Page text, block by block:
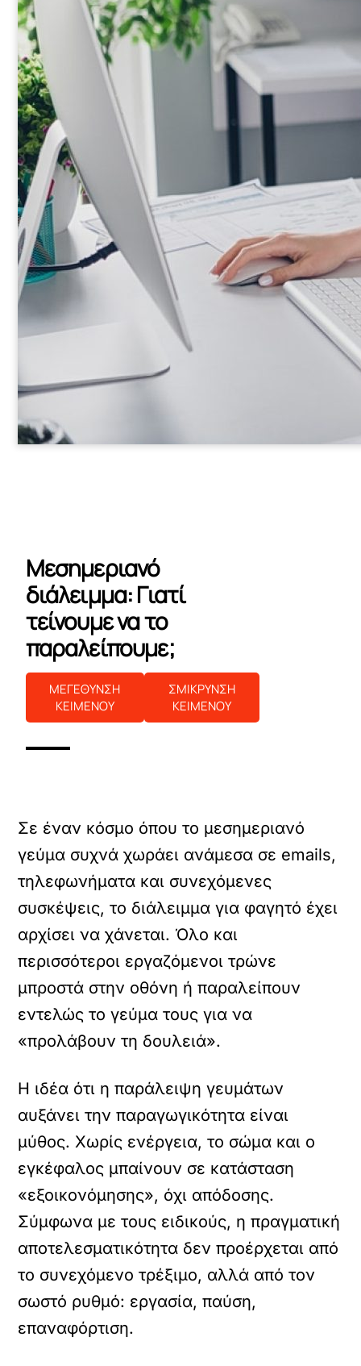
Μεσημεριανό
διάλειμμα: Γιατί
τείνουμε να το
παραλείπουμε;
ΜΕΓΕΘΥΝΣΗ
ΚΕΙΜΕΝΟΥ
ΣΜΙΚΡΥΝΣΗ
ΚΕΙΜΕΝΟΥ
Σε έναν κόσμο όπου το μεσημεριανό
γεύμα συχνά χωράει ανάμεσα σε emails,
τηλεφωνήματα και συνεχόμενες
συσκέψεις, το διάλειμμα για φαγητό έχει
αρχίσει να χάνεται. Όλο και
περισσότεροι εργαζόμενοι τρώνε
μπροστά στην οθόνη ή παραλείπουν
εντελώς το γεύμα τους για να
«προλάβουν τη δουλειά».
Η ιδέα ότι η παράλειψη γευμάτων
αυξάνει την παραγωγικότητα είναι
μύθος. Χωρίς ενέργεια, το σώμα και ο
εγκέφαλος μπαίνουν σε κατάσταση
«εξοικονόμησης», όχι απόδοσης.
Σύμφωνα με τους ειδικούς, η πραγματική
αποτελεσματικότητα δεν προέρχεται από
το συνεχόμενο τρέξιμο, αλλά από τον
σωστό ρυθμό: εργασία, παύση,
επαναφόρτιση.